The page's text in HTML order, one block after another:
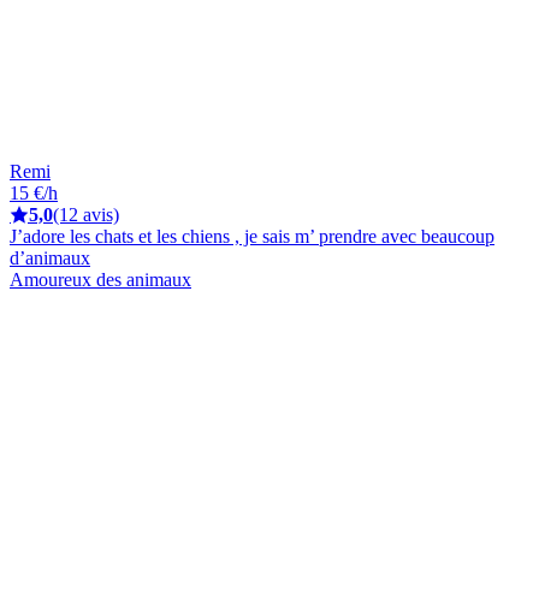
Remi
15 €/h
5,0(12 avis)
J’adore les chats et les chiens , je sais m’ prendre avec beaucoup
d’animaux
Amoureux des animaux